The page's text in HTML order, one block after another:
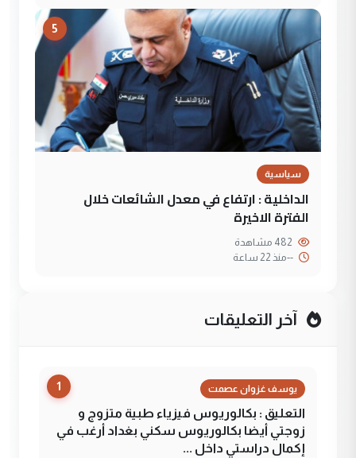
5
سياسية
الداخلية : ارتفاع في معدل الشائعات خلال
الفترة الاخيرة
--منذ 22 ساعة
آخر التعليقات
1 يوسف غزوان عصمت
التعليق : بكالوريوس فيزياء طبية متزوج و
زوجتي أيضا بكالوريوس سكني بغداد أرغب في
إكمال دراستي داخل ...